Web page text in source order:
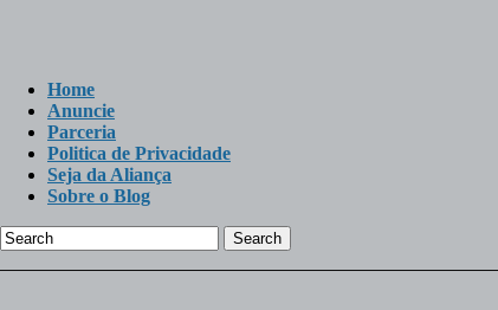
Home
Anuncie
Parceria
Politica de Privacidade
Seja da Aliança
Sobre o Blog
Search